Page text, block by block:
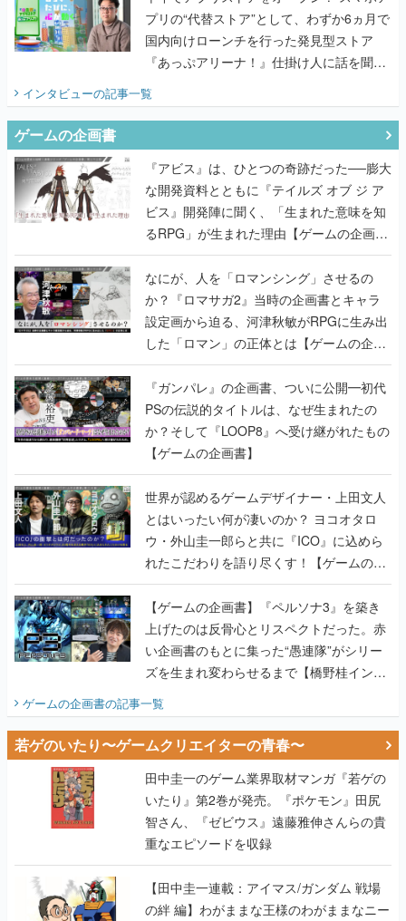
プリの“代替ストア”として、わずか6ヵ月で
国内向けローンチを行った発見型ストア
『あっぷアリーナ！』仕掛け人に話を聞い
てみた
インタビューの記事一覧
ゲームの企画書
『アビス』は、ひとつの奇跡だった──膨大
な開発資料とともに『テイルズ オブ ジ ア
ビス』開発陣に聞く、「生まれた意味を知
るRPG」が生まれた理由【ゲームの企画
書】
なにが、人を「ロマンシング」させるの
か？『ロマサガ2』当時の企画書とキャラ
設定画から迫る、河津秋敏がRPGに生み出
した「ロマン」の正体とは【ゲームの企画
書】
『ガンパレ』の企画書、ついに公開━初代
PSの伝説的タイトルは、なぜ生まれたの
か？そして『LOOP8』へ受け継がれたもの
【ゲームの企画書】
世界が認めるゲームデザイナー・上田文人
とはいったい何が凄いのか？ ヨコオタロ
ウ・外山圭一郎らと共に『ICO』に込めら
れたこだわりを語り尽くす！【ゲームの企
画書】
【ゲームの企画書】『ペルソナ3』を築き
上げたのは反骨心とリスペクトだった。赤
い企画書のもとに集った“愚連隊”がシリー
ズを生まれ変わらせるまで【橋野桂インタ
ビュー】
ゲームの企画書の記事一覧
若ゲのいたり〜ゲームクリエイターの青春〜
田中圭一のゲーム業界取材マンガ『若ゲの
いたり』第2巻が発売。『ポケモン』田尻
智さん、『ゼビウス』遠藤雅伸さんらの貴
重なエピソードを収録
【田中圭一連載：アイマス/ガンダム 戦場
の絆 編】わがままな王様のわがままなニー